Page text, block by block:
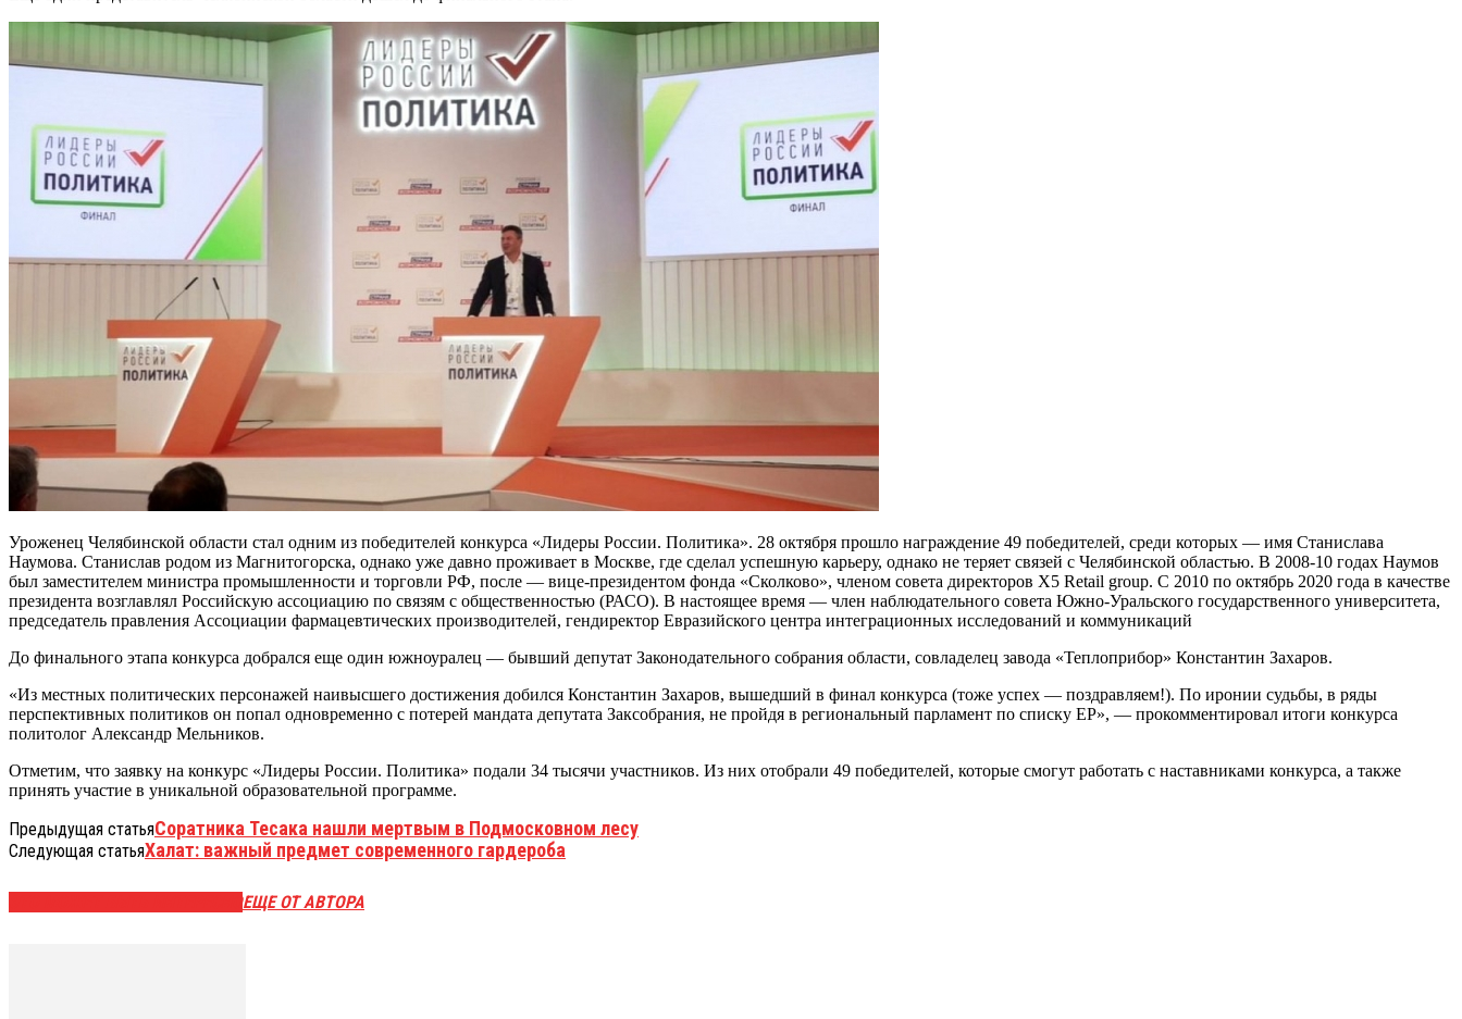
Уроженец Челябинской области стал одним из победителей конкурса «Лидеры России. Политика». 28 октября прошло награждение 49 победителей, среди которых — имя Станислава
Наумова. Станислав родом из Магнитогорска, однако уже давно проживает в Москве, где сделал успешную карьеру, однако не теряет связей с Челябинской областью. В 2008-10 годах Наумов
был заместителем министра промышленности и торговли РФ, после — вице-президентом фонда «Сколково», членом совета директоров X5 Retail group. С 2010 по октябрь 2020 года в качестве
президента возглавлял Российскую ассоциацию по связям с общественностью (РАСО). В настоящее время — член наблюдательного совета Южно-Уральского государственного университета,
председатель правления Ассоциации фармацевтических производителей, гендиректор Евразийского центра интеграционных исследований и коммуникаций
До финального этапа конкурса добрался еще один южноуралец — бывший депутат Законодательного собрания области, совладелец завода «Теплоприбор» Константин Захаров.
«Из местных политических персонажей наивысшего достижения добился Константин Захаров, вышедший в финал конкурса (тоже успех — поздравляем!). По иронии судьбы, в ряды
перспективных политиков он попал одновременно с потерей мандата депутата Заксобрания, не пройдя в региональный парламент по списку ЕР», — прокомментировал итоги конкурса
политолог Александр Мельников.
Отметим, что заявку на конкурс «Лидеры России. Политика» подали 34 тысячи участников. Из них отобрали 49 победителей, которые смогут работать с наставниками конкурса, а также
принять участие в уникальной образовательной программе.
Предыдущая статьяСоратника Тесака нашли мертвым в Подмосковном лесу
Следующая статьяХалат: важный предмет современного гардероба
ЕЩЕ ОТ АВТОРА